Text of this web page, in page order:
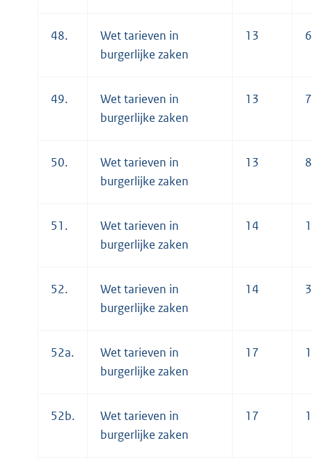
48.
Wet tarieven in
burgerlijke zaken
13 6
49.
Wet tarieven in
burgerlijke zaken
13 7
50.
Wet tarieven in
burgerlijke zaken
13 8
51.
Wet tarieven in
burgerlijke zaken
14 1
52.
Wet tarieven in
burgerlijke zaken
14 3
52a.
Wet tarieven in
burgerlijke zaken
17 1
52b.
Wet tarieven in
burgerlijke zaken
17 1